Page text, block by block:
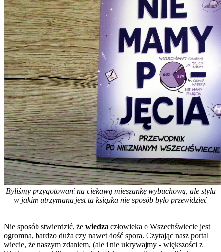
Byliśmy przygotowani na ciekawą mieszankę wybuchową, ale stylu
w jakim utrzymana jest ta książka nie sposób było przewidzieć
Nie sposób stwierdzić, że wiedza człowieka o Wszechświecie jest
ogromna, bardzo duża czy nawet dość spora. Czytając nasz portal
wiecie, że naszym zdaniem, (ale i nie ukrywajmy - większości z